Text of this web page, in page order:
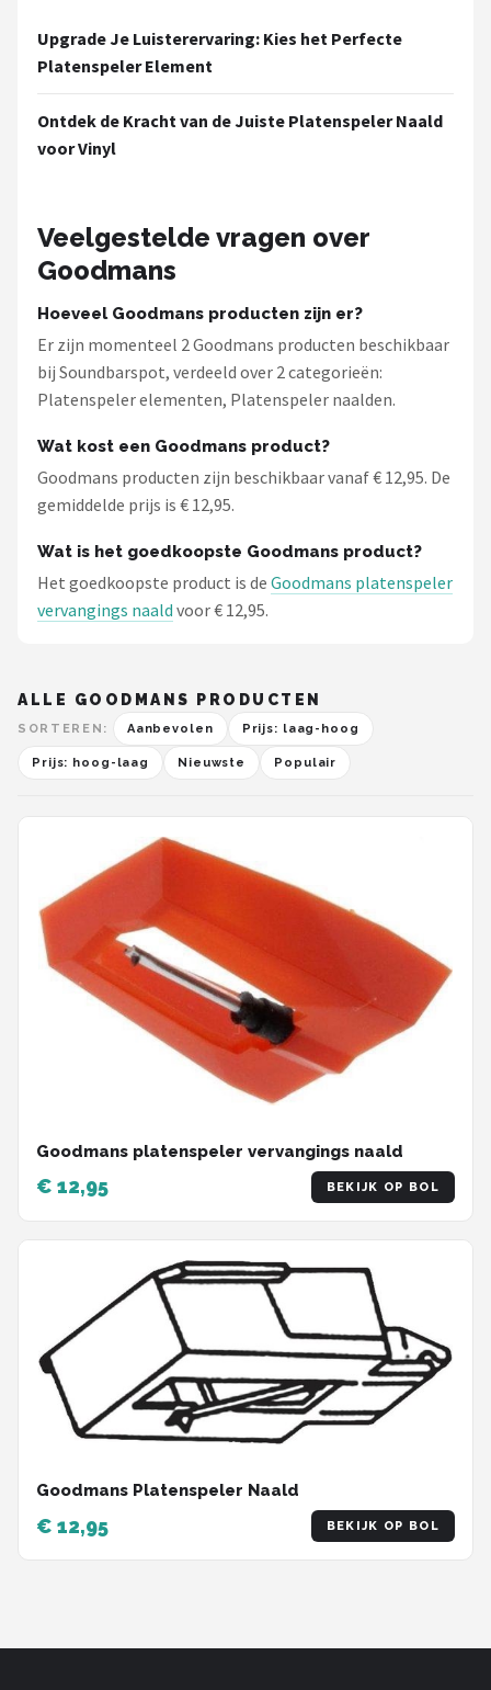
Upgrade Je Luisterervaring: Kies het Perfecte
Platenspeler Element
Ontdek de Kracht van de Juiste Platenspeler Naald
voor Vinyl
Veelgestelde vragen over
Goodmans
Hoeveel Goodmans producten zijn er?
Er zijn momenteel 2 Goodmans producten beschikbaar
bij Soundbarspot, verdeeld over 2 categorieën:
Platenspeler elementen, Platenspeler naalden.
Wat kost een Goodmans product?
Goodmans producten zijn beschikbaar vanaf € 12,95. De
gemiddelde prijs is € 12,95.
Wat is het goedkoopste Goodmans product?
Het goedkoopste product is de Goodmans platenspeler
vervangings naald voor € 12,95.
ALLE GOODMANS PRODUCTEN
SORTEREN: Aanbevolen Prijs: laag-hoog
Prijs: hoog-laag Nieuwste Populair
Goodmans platenspeler vervangings naald
€ 12,95 BEKIJK OP BOL
Goodmans Platenspeler Naald
€ 12,95 BEKIJK OP BOL